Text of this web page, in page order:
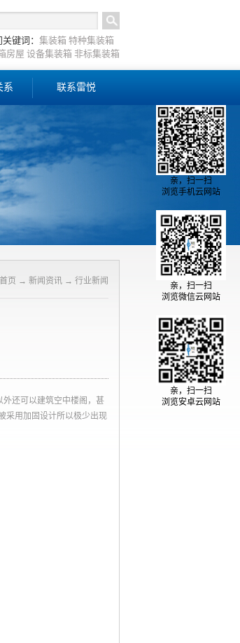
键词： 集装箱 特种集装箱
房屋 设备集装箱 非标集装箱
系 联系雷悦
首页 → 新闻资讯 → 行业新闻
还可以建筑空中楼阁，甚
采用加固设计所以极少出现
亲，扫一扫
浏览手机云网站
亲，扫一扫
浏览微信云网站
亲，扫一扫
浏览安卓云网站